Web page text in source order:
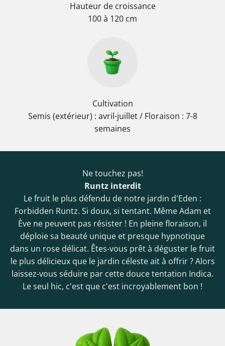
Hauteur de croissance
100 à 120 cm
Cultivation
Semis (extérieur) : avril-juillet / Floraison : 7-8
semaines
Ne touchez pas!
Runtz interdit
Le fruit le plus défendu de notre jardin d'Eden :
Forbidden Runtz. Si doux, si tentant. Même Adam et
Ève ne peuvent pas résister ! En pleine floraison, il
déploie sa beauté unique et presque hypnotique
dans un rose délicat. Êtes-vous prêt à déguster le fruit
le plus délicieux que le jardin céleste ait à offrir ? Alors
laissez-vous séduire par cette douce tentation Indica.
Le seul hic, c'est que c'est incroyablement bon !